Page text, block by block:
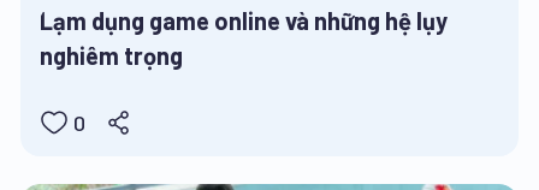
Lạm dụng game online và những hệ lụy
nghiêm trọng
0